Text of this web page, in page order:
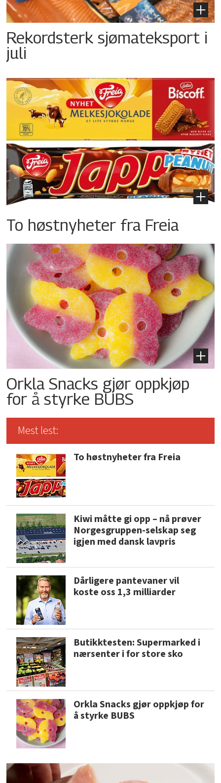
Rekordsterk sjømateksport i
juli
To høstnyheter fra Freia
Orkla Snacks gjør oppkjøp
for å styrke BUBS
Mest lest:
To høstnyheter fra Freia
Kiwi måtte gi opp – nå prøver
Norgesgruppen-selskap seg
igjen med dansk lavpris
Dårligere pantevaner vil
koste oss 1,3 milliarder
Butikktesten: Supermarked i
nærsenter i for store sko
Orkla Snacks gjør oppkjøp for
å styrke BUBS